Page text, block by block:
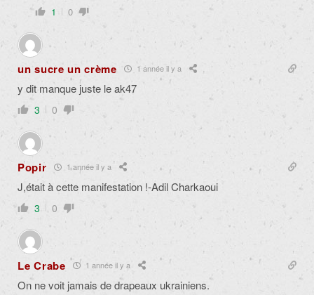
1 0
un sucre un crème 1 année il y a
y dit manque juste le ak47
3 0
Popir 1 année il y a
J,était à cette manifestation !-Adil Charkaoui
3 0
Le Crabe 1 année il y a
On ne voit jamais de drapeaux ukrainiens.